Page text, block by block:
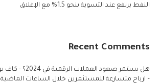
النفط يرتفع عند التسوية بنحو 1.5% مع الإغلاق
Recent Comments
هل يستمر صعود العملات الرقمية في 2024؟ - كاف بوست
– ارباح متسارعة للمستثمرين خلال الساعات الماضية